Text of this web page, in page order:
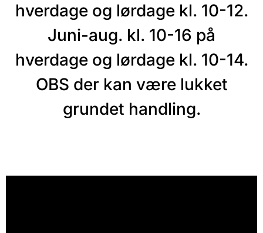
hverdage og lørdage kl. 10-12.
Juni-aug. kl. 10-16 på
hverdage og lørdage kl. 10-14.
OBS der kan være lukket
grundet handling.